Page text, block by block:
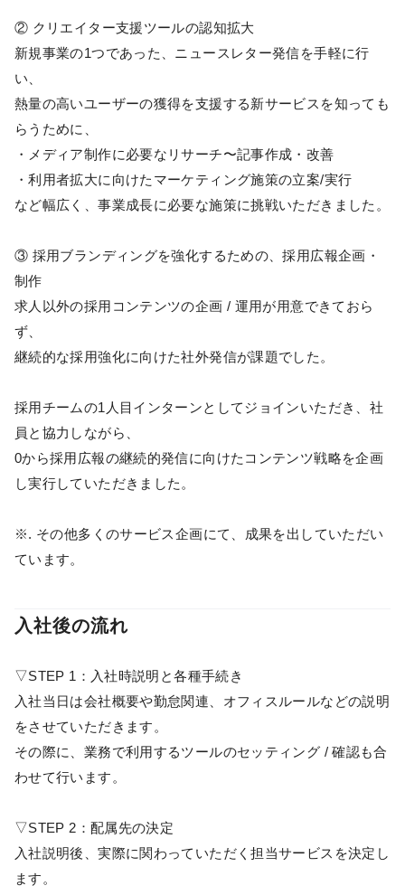
② クリエイター支援ツールの認知拡大
新規事業の1つであった、ニュースレター発信を手軽に行
い、
熱量の高いユーザーの獲得を支援する新サービスを知っても
らうために、
・メディア制作に必要なリサーチ〜記事作成・改善
・利用者拡大に向けたマーケティング施策の立案/実行
など幅広く、事業成長に必要な施策に挑戦いただきました。
③ 採用ブランディングを強化するための、採用広報企画・
制作
求人以外の採用コンテンツの企画 / 運用が用意できておら
ず、
継続的な採用強化に向けた社外発信が課題でした。
採用チームの1人目インターンとしてジョインいただき、社
員と協力しながら、
0から採用広報の継続的発信に向けたコンテンツ戦略を企画
し実行していただきました。
※. その他多くのサービス企画にて、成果を出していただい
ています。
入社後の流れ
▽STEP 1：入社時説明と各種手続き
入社当日は会社概要や勤怠関連、オフィスルールなどの説明
をさせていただきます。
その際に、業務で利用するツールのセッティング / 確認も合
わせて行います。
▽STEP 2：配属先の決定
入社説明後、実際に関わっていただく担当サービスを決定し
ます。